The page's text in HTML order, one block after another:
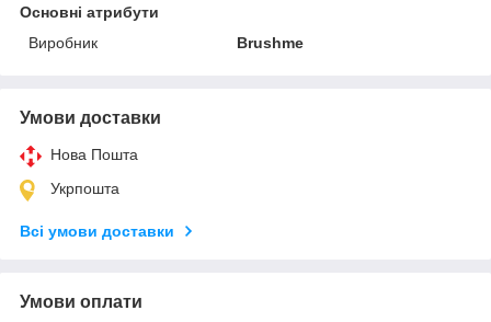
Основні атрибути
Виробник
Brushme
Умови доставки
Нова Пошта
Укрпошта
Всі умови доставки
Умови оплати